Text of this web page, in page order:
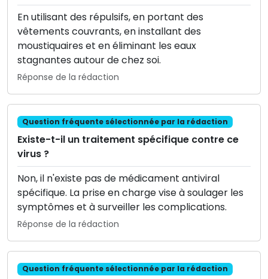
En utilisant des répulsifs, en portant des
vêtements couvrants, en installant des
moustiquaires et en éliminant les eaux
stagnantes autour de chez soi.
Réponse de la rédaction
Question fréquente sélectionnée par la rédaction
Existe-t-il un traitement spécifique contre ce
virus ?
Non, il n'existe pas de médicament antiviral
spécifique. La prise en charge vise à soulager les
symptômes et à surveiller les complications.
Réponse de la rédaction
Question fréquente sélectionnée par la rédaction